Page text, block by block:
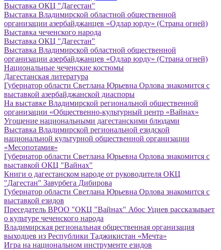
Выставка ОКЦ "Дагестан"
Выставка Владимирской областной общественной
организации азербайджанцев «Одлар юрду» (Страна огней)
Выставка чеченского народа
Выставка ОКЦ "Дагестан"
Выставка Владимирской областной общественной
организации азербайджанцев «Одлар юрду» (Страна огней)
Национальные чеченские костюмы
Дагестанская литература
Губернатор области Светлана Юрьевна Орлова знакомится с
выставкой азербайджанской диаспоры
На выставке Владимирской региональной общественной
организации «Общественно-культурный центр «Вайнах»
Угощение национальными дагестанскими блюдами
Выставка Владимирской региональной езидской
национальной культурной общественной организации
«Месопотамия»
Губернатор области Светлана Юрьевна Орлова знакомится с
выставкой ОКЦ "Вайнах"
Книги о дагестанском народе от руководителя ОКЦ
"Дагестан" Завурбега Дибирова
Губернатор области Светлана Юрьевна Орлова знакомится с
выставкой езидов
Преседатель ВРОО "ОКЦ "Вайнах" Абос Уциев рассказывает
о культуре чеченского народа
Владимирская региональная общественная организация
выходцев из Республики Таджикистан «Мечта»
Игра на национальном инструменте езидов